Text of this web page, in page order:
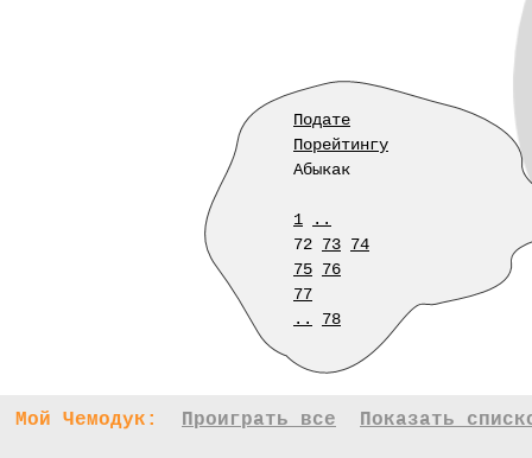
Подате
Порейтингу
Абыкак
1
..
72 73 74
75 76
77
..
78
Мой Чемодук: Проиграть все Показать